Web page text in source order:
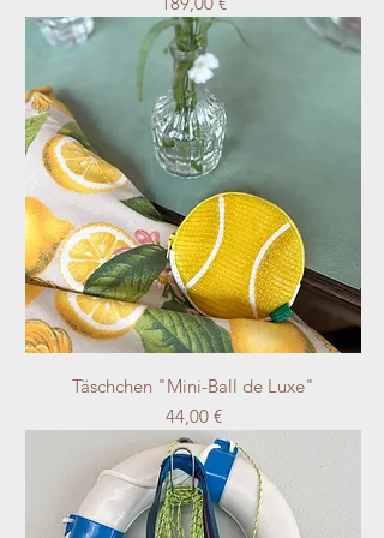
Täschchen "Mini-Ball de Luxe"
Preis
44,00 €